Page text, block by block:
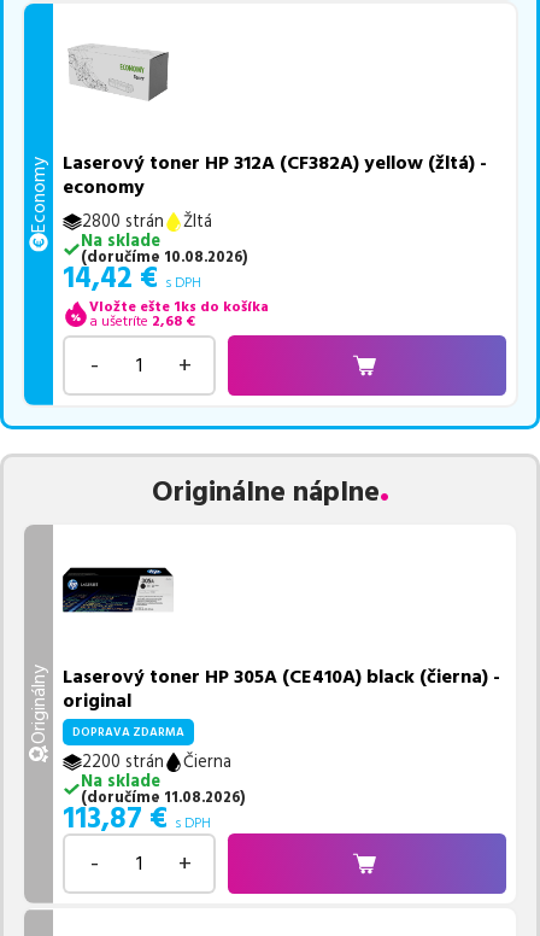
Economy
Laserový toner HP 312A (CF382A) yellow (žltá) -
economy
2800 strán
Žltá
Na sklade
(doručíme 10.08.2026)
14,42 € s DPH
Vložte ešte 1ks do košíka
a ušetríte 2,68 €
- +
Originálne náplne
Originálny Laserový toner HP 305A (CE410A) black (čierna) -
original
DOPRAVA ZDARMA
2200 strán
Čierna
Na sklade
(doručíme 11.08.2026)
113,87 € s DPH
- +